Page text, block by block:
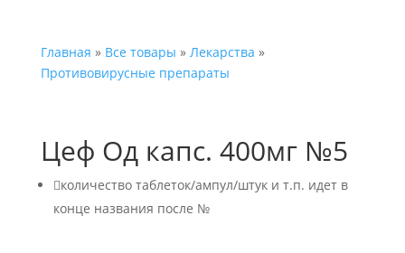
Главная » Все товары » Лекарства »
Противовирусные препараты
Цеф Од капс. 400мг №5
количество таблеток/ампул/штук и т.п. идет в
конце названия после №